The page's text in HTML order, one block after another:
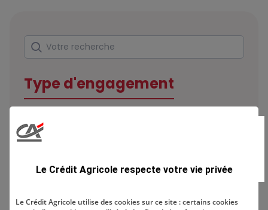
Rechercher
Votre recherche
Type d'engagement
Le Crédit Agricole respecte votre vie privée
Le Crédit Agricole utilise des cookies sur ce site : certains cookies